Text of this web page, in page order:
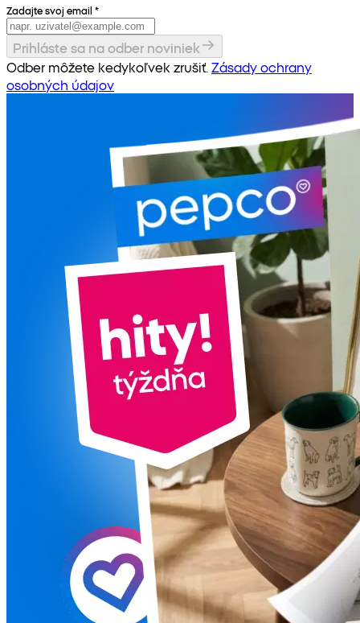
Zadajte svoj email *
Prihláste sa na odber noviniek
Odber môžete kedykoľvek zrušiť. Zásady ochrany
osobných údajov